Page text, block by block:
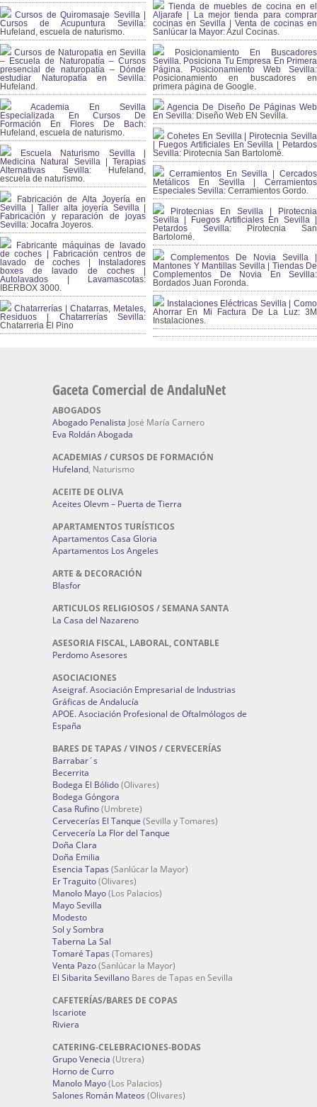
Cursos de Quiromasaje Sevilla |
Cursos de Acupuntura Sevilla:
Hufeland, escuela de naturismo.
Cursos de Naturopatia en Sevilla
– Escuela de Naturopatía – Cursos
presencial de naturopatía – Dónde
estudiar Naturopatía en Sevilla:
Hufeland.
Academia En Sevilla
Especializada En Cursos De
Formación En Flores De Bach:
Hufeland, escuela de naturismo.
Escuela Naturismo Sevilla |
Medicina Natural Sevilla | Terapias
Alternativas Sevilla: Hufeland,
escuela de naturismo.
Fabricación de Alta Joyería en
Sevilla | Taller alta joyería Sevilla |
Fabricación y reparación de joyas
Sevilla: Jocafra Joyeros.
Fabricante máquinas de lavado
de coches | Fabricación centros de
lavado de coches | Instaladores
boxes de lavado de coches |
Autolavados | Lavamascotas:
IBERBOX 3000.
Chatarrerías | Chatarras, Metales,
Residuos | Chatarrerías Sevilla:
Chatarreria El Pino
Tienda de muebles de cocina en el
Aljarafe | La mejor tienda para comprar
cocinas en Sevilla | Venta de cocinas en
Sanlúcar la Mayor:Azul Cocinas.
Posicionamiento En Buscadores
Sevilla. Posiciona Tu Empresa En Primera
Página. Posicionamiento Web Sevilla:
Posicionamiento en buscadores en
primera página de Google.
Agencia De Diseño De Páginas Web
En Sevilla: Diseño Web EN Sevilla.
Cohetes En Sevilla | Pirotecnia Sevilla
| Fuegos Artificiales En Sevilla | Petardos
Sevilla: Pirotecnia San Bartolomé.
Cerramientos En Sevilla | Cercados
Metálicos En Sevilla | Cerramientos
Especiales Sevilla: Cerramientos Gordo.
Pirotecnias En Sevilla | Pirotecnia
Sevilla | Fuegos Artificiales En Sevilla |
Petardos Sevilla: Pirotecnia San
Bartolomé.
Complementos De Novia Sevilla |
Mantones Y Mantillas Sevilla | Tiendas De
Complementos De Novia En Sevilla:
Bordados Juan Foronda.
Instalaciones Eléctricas Sevilla | Como
Ahorrar En Mi Factura De La Luz:3M
Instalaciones.
Gaceta Comercial de AndaluNet
ABOGADOS
Abogado Penalista José María Carnero
Eva Roldán Abogada
ACADEMIAS / CURSOS DE FORMACIÓN
Hufeland, Naturismo
ACEITE DE OLIVA
Aceites Olevm – Puerta de Tierra
APARTAMENTOS TURÍSTICOS
Apartamentos Casa Gloria
Apartamentos Los Angeles
ARTE & DECORACIÓN
Blasfor
ARTICULOS RELIGIOSOS / SEMANA SANTA
La Casa del Nazareno
ASESORIA FISCAL, LABORAL, CONTABLE
Perdomo Asesores
ASOCIACIONES
Aseigraf. Asociación Empresarial de Industrias
Gráficas de Andalucía
APOE. Asociación Profesional de Oftalmólogos de
España
BARES DE TAPAS / VINOS / CERVECERÍAS
Barrabar´s
Becerrita
Bodega El Bólido(Olivares)
Bodega Góngora
Casa Rufino(Umbrete)
Cervecerías El Tanque (Sevilla y Tomares)
Cervecería La Flor del Tanque
Doña Clara
Doña Emilia
Esencia Tapas (Sanlúcar la Mayor)
Er Traguito(Olivares)
Manolo Mayo(Los Palacios)
Mayo Sevilla
Modesto
Sol y Sombra
Taberna La Sal
Tomaré Tapas (Tomares)
Venta Pazo(Sanlúcar la Mayor)
El Sibarita Sevillano Bares de Tapas en Sevilla
CAFETERÍAS/BARES DE COPAS
Iscariote
Riviera
CATERING-CELEBRACIONES-BODAS
Grupo Venecia (Utrera)
Horno de Curro
Manolo Mayo(Los Palacios)
Salones Román Mateos (Olivares)